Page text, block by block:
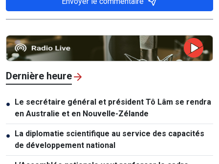
Dernière heure
● Le secrétaire général et président Tô Lâm se rendra
en Australie et en Nouvelle-Zélande
● La diplomatie scientifique au service des capacités
de développement national